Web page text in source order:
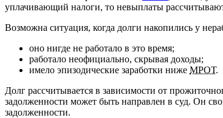
уплачивающий налоги, то невыплаты
Возможна ситуация, когда долги накопились у
оно нигде не работало в это время;
работало неофициально, скрывая доходы;
имело эпизодические заработки ниже МРОТ.
Долг рассчитывается в зависимости от
задолженности может быть направлен в суд. Он
задолженности.